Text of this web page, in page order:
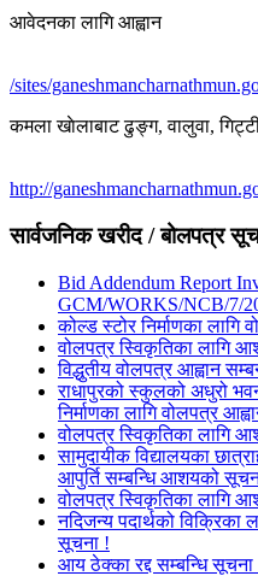
आवेदनका लागि आह्वान
/sites/
कमला खाेलाबाट ढु‌ङ्ग, वालुवा,
http://
सार्वजनिक खरीद / बोलपत्र
Bid Addendum Report
GCM/WORKS/NCB/7/
कोल्ड स्टोर निर्माणका
वोलपत्र स्विकृतिका लागि
विद्धुतीय वोलपत्र आह्वान
राधापुरको स्कुलको अधुरो
निर्माणका लागि वोलपत्र
वोलपत्र स्विकृतिका लागि
सामुदायीक विद्यालयका
आपुर्ति सम्बन्धि आशयको
वोलपत्र स्विकृतिका लागि
नदिजन्य पदार्थको विक्रिका
सूचना !
आय ठेक्का रद्द सम्बन्धि सूचना